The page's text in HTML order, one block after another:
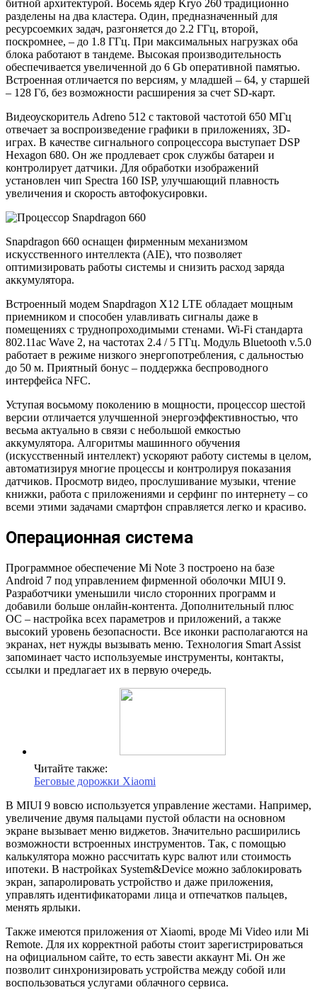
битной архитектурой. Восемь ядер Kryo 260 традиционно
разделены на два кластера. Один, предназначенный для
ресурсоемких задач, разгоняется до 2.2 ГГц, второй,
поскромнее, – до 1.8 ГГц. При максимальных нагрузках оба
блока работают в тандеме. Высокая производительность
обеспечивается увеличенной до 6 Gb оперативной памятью.
Встроенная отличается по версиям, у младшей – 64, у старшей
– 128 Гб, без возможности расширения за счет SD-карт.
Видеоускоритель Adreno 512 с тактовой частотой 650 МГц
отвечает за воспроизведение графики в приложениях, 3D-
играх. В качестве сигнального сопроцессора выступает DSP
Hexagon 680. Он же продлевает срок службы батареи и
контролирует датчики. Для обработки изображений
установлен чип Spectra 160 ISP, улучшающий плавность
увеличения и скорость автофокусировки.
Snapdragon 660 оснащен фирменным механизмом
искусственного интеллекта (AIE), что позволяет
оптимизировать работы системы и снизить расход заряда
аккумулятора.
Встроенный модем Snapdragon X12 LTE обладает мощным
приемником и способен улавливать сигналы даже в
помещениях с труднопроходимыми стенами. Wi-Fi стандарта
802.11ас Wave 2, на частотах 2.4 / 5 ГГц. Модуль Bluetooth v.5.0
работает в режиме низкого энергопотребления, с дальностью
до 50 м. Приятный бонус – поддержка беспроводного
интерфейса NFC.
Уступая восьмому поколению в мощности, процессор шестой
версии отличается улучшенной энергоэффективностью, что
весьма актуально в связи с небольшой емкостью
аккумулятора. Алгоритмы машинного обучения
(искусственный интеллект) ускоряют работу системы в целом,
автоматизируя многие процессы и контролируя показания
датчиков. Просмотр видео, прослушивание музыки, чтение
книжки, работа с приложениями и серфинг по интернету – со
всеми этими задачами смартфон справляется легко и красиво.
Операционная система
Программное обеспечение Mi Note 3 построено на базе
Android 7 под управлением фирменной оболочки MIUI 9.
Разработчики уменьшили число сторонних программ и
добавили больше онлайн-контента. Дополнительный плюс
ОС – настройка всех параметров и приложений, а также
высокий уровень безопасности. Все иконки располагаются на
экранах, нет нужды вызывать меню. Технология Smart Assist
запоминает часто используемые инструменты, контакты,
ссылки и предлагает их в первую очередь.
Читайте также:
Беговые дорожки Xiaomi
В MIUI 9 вовсю используется управление жестами. Например,
увеличение двумя пальцами пустой области на основном
экране вызывает меню виджетов. Значительно расширились
возможности встроенных инструментов. Так, с помощью
калькулятора можно рассчитать курс валют или стоимость
ипотеки. В настройках System&Device можно заблокировать
экран, запаролировать устройство и даже приложения,
управлять идентификаторами лица и отпечатков пальцев,
менять ярлыки.
Также имеются приложения от Xiaomi, вроде Mi Video или Mi
Remote. Для их корректной работы стоит зарегистрироваться
на официальном сайте, то есть завести аккаунт Mi. Он же
позволит синхронизировать устройства между собой или
воспользоваться услугами облачного сервиса.